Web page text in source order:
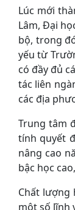
Lúc mới
Lâm, Đại
bộ, trong
yếu từ
có đầy đủ
tác liên
các địa
Trung tâm
tính quyết
nâng cao
bậc học
Chất lượng
một số lĩnh